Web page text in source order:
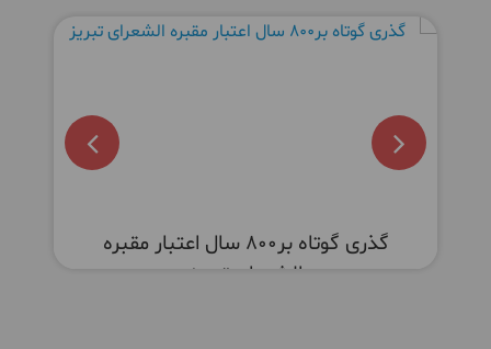
گذری گوتاه بر800 سال اعتبار مقبره
الشعرای تبریز